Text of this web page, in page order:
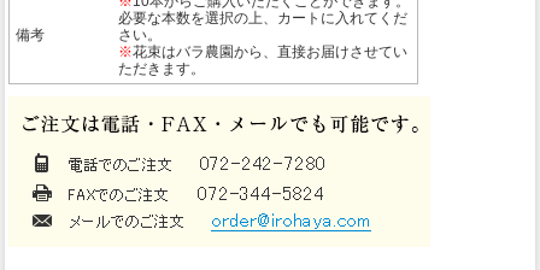
備考
必要な本数を選択の上、カートに入れてくだ
さい。
※花束はバラ農園から、直接お届けさせてい
ただきます。